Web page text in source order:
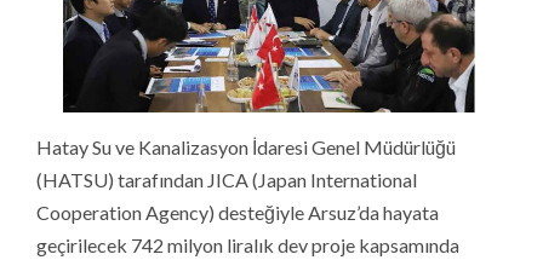
Hatay Su ve Kanalizasyon İdaresi Genel Müdürlüğü
(HATSU) tarafından JICA (Japan International
Cooperation Agency) desteğiyle Arsuz’da hayata
geçirilecek 742 milyon liralık dev proje kapsamında